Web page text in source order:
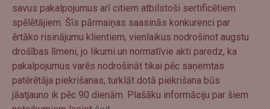
savus pakalpojumus arī citiem atbilstoši sertificētiem
spēlētājiem. Šīs pārmaiņas saasinās konkurenci par
ērtāko risinājumu klientiem, vienlaikus nodrošinot augstu
drošības līmeni, jo likumi un normatīvie akti paredz, ka
pakalpojumus varēs nodrošināt tikai pēc saņemtas
patērētāja piekrišanas, turklāt dotā piekrišana būs
jāatjauno ik pēc 90 dienām. Plašāku informāciju par šiem